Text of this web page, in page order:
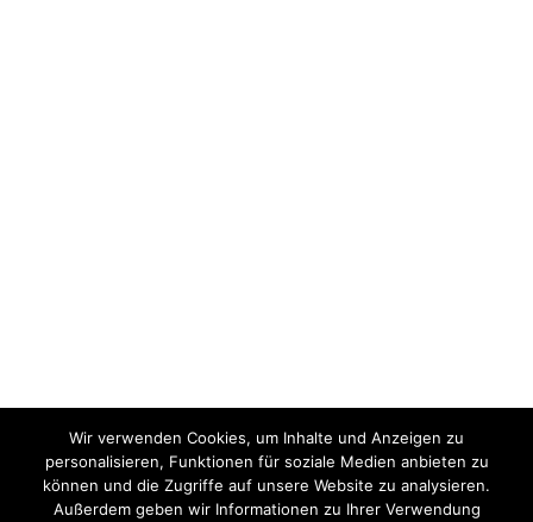
Wir verwenden Cookies, um Inhalte und Anzeigen zu
personalisieren, Funktionen für soziale Medien anbieten zu
können und die Zugriffe auf unsere Website zu analysieren.
Außerdem geben wir Informationen zu Ihrer Verwendung